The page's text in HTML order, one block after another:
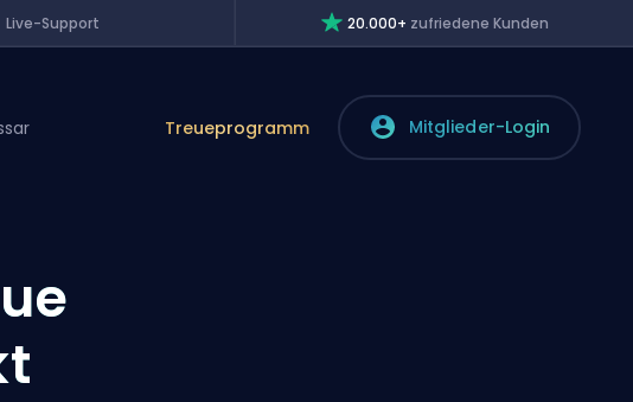
Live-Support 20.000+ zufriedene Kunden
Treueprogramm Mitglieder-Login